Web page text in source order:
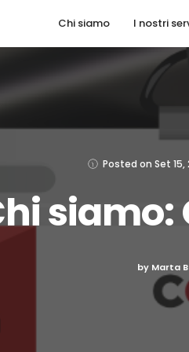
Chi siamo I nostri
Posted on Set 15,
siamo:
by Marta